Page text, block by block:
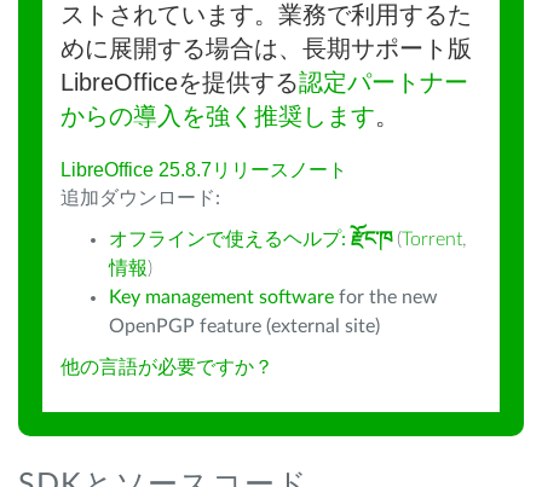
ストされています。業務で利用するた
めに展開する場合は、長期サポート版
LibreOfficeを提供する認定パートナー
からの導入を強く推奨します。
LibreOffice 25.8.7リリースノート
追加ダウンロード:
オフラインで使えるヘルプ: རྫོང་ཁ (Torrent,
情報)
Key management software for the new
OpenPGP feature (external site)
他の言語が必要ですか？